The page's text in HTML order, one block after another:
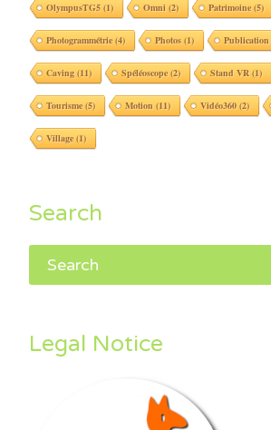
OlympusTG5(1) Omni (2) Patrimoine(5)
Photogrammétrie(4) Photos(1) Publication
Caving(11) Spéléoscope(2) Stand VR (1)
Tourisme(5) Motion (11) Vidéo360(2)
Village(1)
Search
Legal Notice